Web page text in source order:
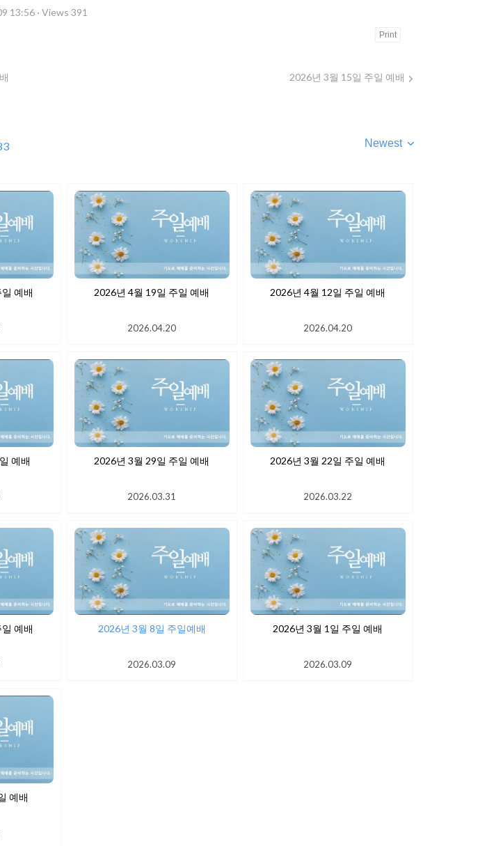
13:56 · Views 391
Print
2026년 3월 15일 주일 예배
Newest
일 주일 예배 2026년 4월 19일 주일 예배
2026.04.20
2026년 4월 12일 주일 예배
2026.04.20
주일 예배 2026년 3월 29일 주일 예배
2026.03.31
2026년 3월 22일 주일 예배
2026.03.22
일 주일 예배 2026년 3월 8일 주일예배
2026.03.09
2026년 3월 1일 주일 예배
2026.03.09
주일 예배